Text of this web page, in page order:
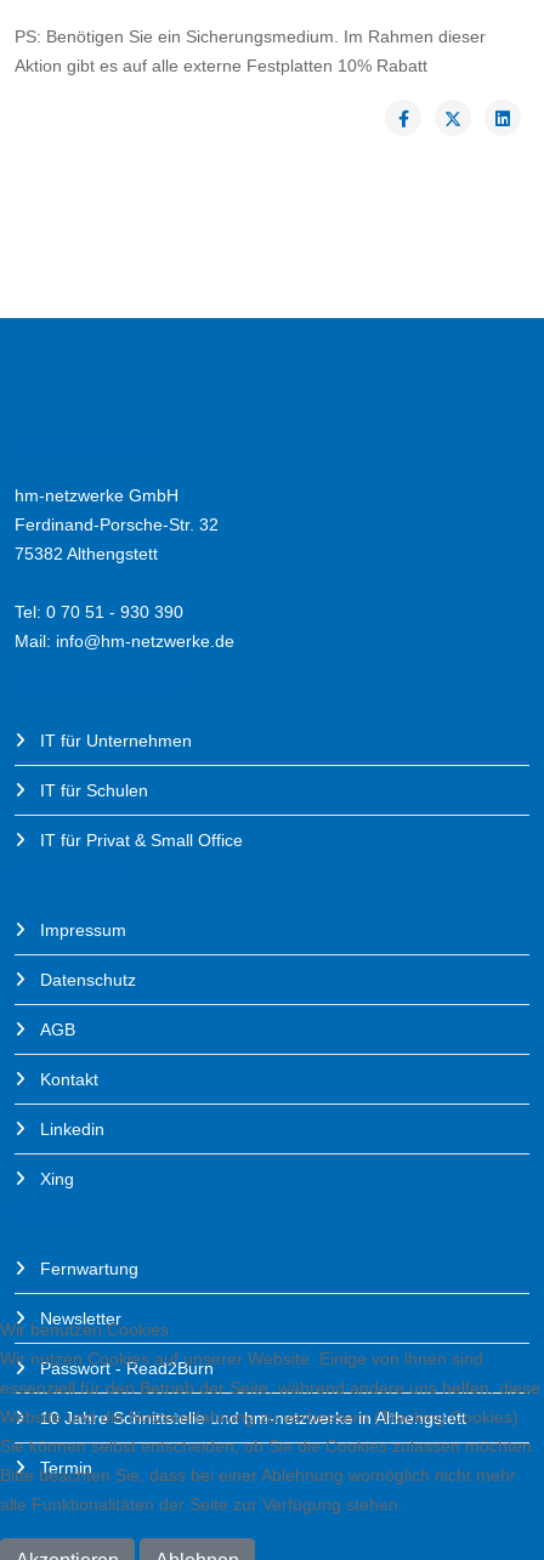
PS: Benötigen Sie ein Sicherungsmedium. Im Rahmen dieser
Aktion gibt es auf alle externe Festplatten 10% Rabatt
hm-netzwerke GmbH
Ferdinand-Porsche-Str. 32
75382 Althengstett
Tel: 0 70 51 - 930 390
Mail: info@hm-netzwerke.de
IT für Unternehmen
IT für Schulen
IT für Privat & Small Office
Impressum
Datenschutz
AGB
Kontakt
Linkedin
Xing
Fernwartung
Newsletter
Passwort - Read2Burn
10 Jahre Schnittstelle und hm-netzwerke in Althengstett
Termin
Wir benutzen Cookies
Wir nutzen Cookies auf unserer Website. Einige von ihnen sind
essenziell für den Betrieb der Seite, während andere uns helfen, diese
Website und die Nutzererfahrung zu verbessern (Tracking Cookies).
Sie können selbst entscheiden, ob Sie die Cookies zulassen möchten.
Bitte beachten Sie, dass bei einer Ablehnung womöglich nicht mehr
alle Funktionalitäten der Seite zur Verfügung stehen.